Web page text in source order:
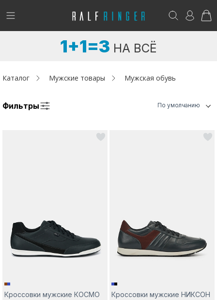
!
Женщинам
Возникли вопросы? - club@ralf.ru
1+1=3 НА ВСЁ
Каталог Мужские товары Мужская обувь
Фильтры По умолчанию
Кроссовки мужские КОСМО Кроссовки мужские НИКСОН